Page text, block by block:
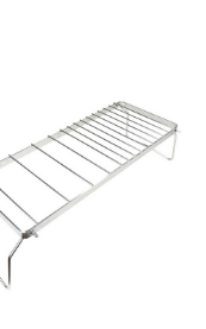
異なって見える場合がご
時に販売しております。
にて完売し欠品の場合が
困難な場合は、誠に勝手
在庫管理は、できる限り
欠品の際はご了承下さ
・交換はお断りさせて頂